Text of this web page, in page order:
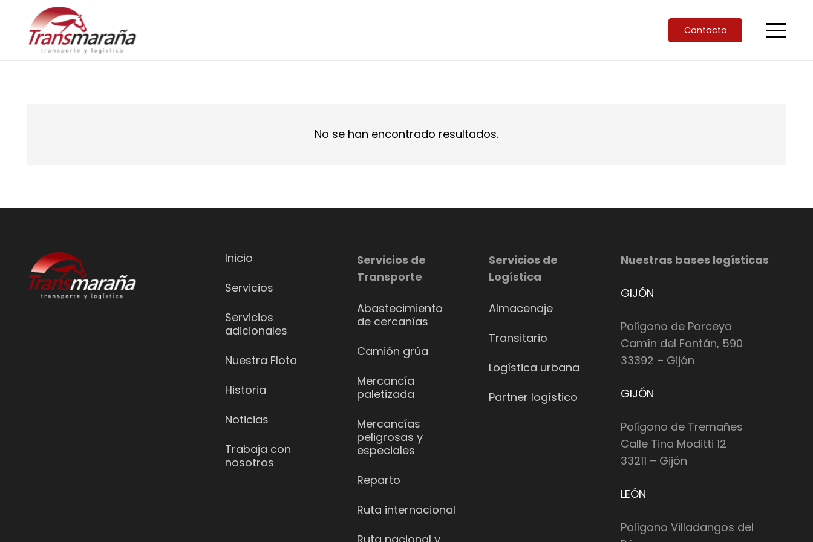
Contacto
No se han encontrado resultados.
Inicio
Servicios
Servicios
adicionales
Nuestra Flota
Historia
Noticias
Trabaja con
nosotros
Servicios de
Transporte
Abastecimiento
de cercanías
Camión grúa
Mercancía
paletizada
Mercancías
peligrosas y
especiales
Reparto
Ruta internacional
Servicios de
Logística
Almacenaje
Transitario
Logística urbana
Partner logístico
Nuestras bases logísticas
GIJÓN
Polígono de Porceyo
Camín del Fontán, 590
33392 – Gijón
GIJÓN
Polígono de Tremañes
Calle Tina Moditti 12
33211 – Gijón
LEÓN
Polígono Villadangos del